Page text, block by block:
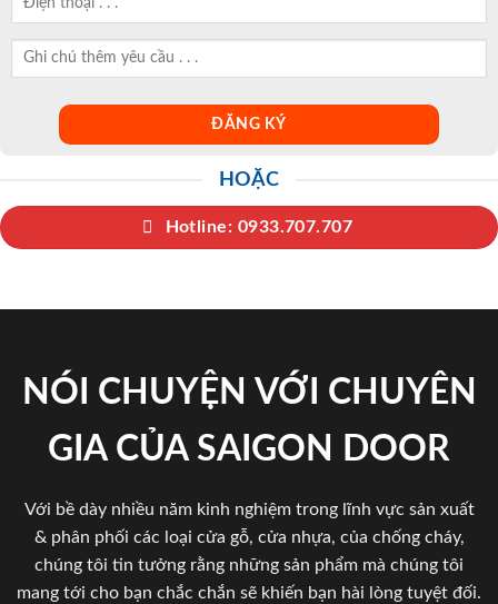
HOẶC
Hotline: 0933.707.707
NÓI CHUYỆN VỚI CHUYÊN
GIA CỦA SAIGON DOOR
Với bề dày nhiều năm kinh nghiệm trong lĩnh vực sản xuất
& phân phối các loại cửa gỗ, cửa nhựa, của chống cháy,
chúng tôi tin tưởng rằng những sản phẩm mà chúng tôi
mang tới cho bạn chắc chắn sẽ khiến bạn hài lòng tuyệt đối.